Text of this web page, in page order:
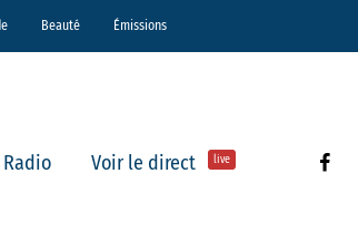
Beauté Émissions
Radio Voir le direct live